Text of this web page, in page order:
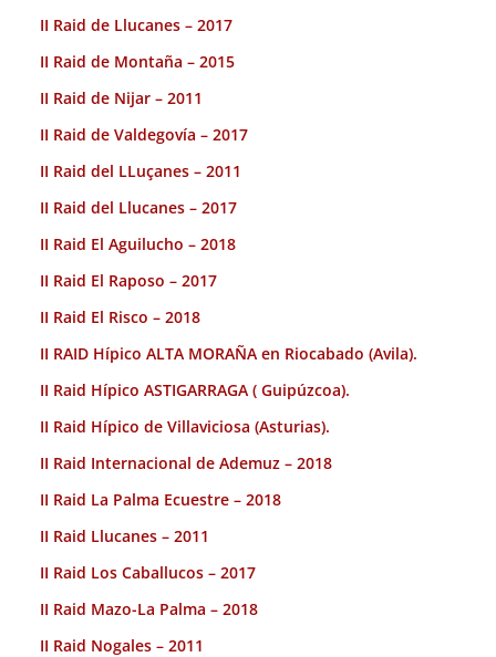
II Raid de Llucanes – 2017
II Raid de Montaña – 2015
II Raid de Nijar – 2011
II Raid de Valdegovía – 2017
II Raid del LLuçanes – 2011
II Raid del Llucanes – 2017
II Raid El Aguilucho – 2018
II Raid El Raposo – 2017
II Raid El Risco – 2018
II RAID Hípico ALTA MORAÑA en Riocabado (Avila).
II Raid Hípico ASTIGARRAGA ( Guipúzcoa).
II Raid Hípico de Villaviciosa (Asturias).
II Raid Internacional de Ademuz – 2018
II Raid La Palma Ecuestre – 2018
II Raid Llucanes – 2011
II Raid Los Caballucos – 2017
II Raid Mazo-La Palma – 2018
II Raid Nogales – 2011